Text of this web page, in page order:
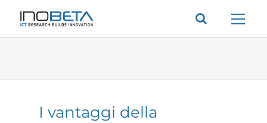
contenuto
I vantaggi della